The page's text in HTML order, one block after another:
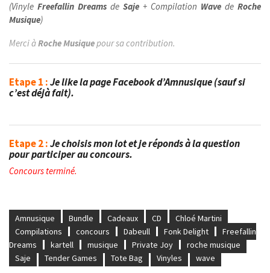
(Vinyle Freefallin Dreams de Saje + Compilation Wave de Roche
Musique)
Merci àRoche Musiquepour sa contribution.
Etape 1 :Je like la page Facebook d’Amnusique (sauf si
c’est déjà fait).
Etape 2 :Je choisis mon lot et je réponds à la question
pour participer au concours.
Concours terminé.
Amnusique Bundle Cadeaux CD
Chloé Martini
Compilations
concours Dabeull Fonk Delight
Freefallin
Dreams
kartell musique Private Joy
roche musique
Saje
Tender Games Tote Bag Vinyles wave